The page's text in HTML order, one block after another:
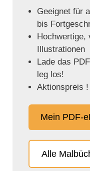
Geeignet für
bis
Hochwertige,
Illustrationen
Lade das
leg los!
Aktionspreis !
Mein PDF-
Alle